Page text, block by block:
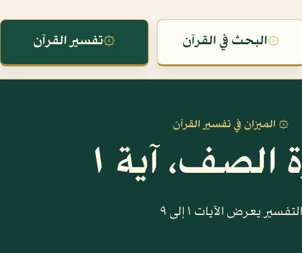
۞البحث في القرآن ۞تفسير القرآن
۞ الميزان في تفسير القرآن
آية ١
التفسير يعرض الآيات ١ إلى ٩